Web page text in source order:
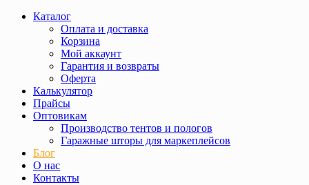
Каталог
Оплата и доставка
Корзина
Мой аккаунт
Гарантия и возвраты
Оферта
Калькулятор
Прайсы
Оптовикам
Производство тентов и пологов
Гаражные шторы для маркеплейсов
Блог
О нас
Контакты